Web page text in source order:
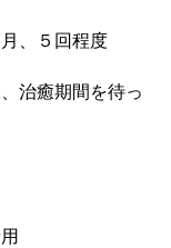
、５回程度
治癒期間を待っ